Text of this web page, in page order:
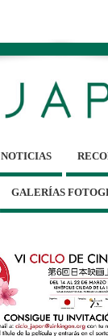
NOTICIAS
GALERÍAS